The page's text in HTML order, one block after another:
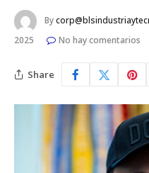
By
2025
No hay comentarios
Share